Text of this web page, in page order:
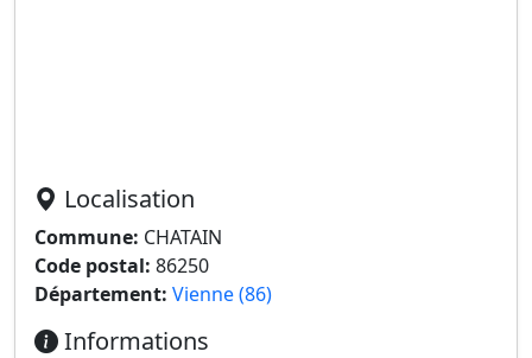
Localisation
Commune: CHATAIN
Code postal: 86250
Département: Vienne (86)
Informations